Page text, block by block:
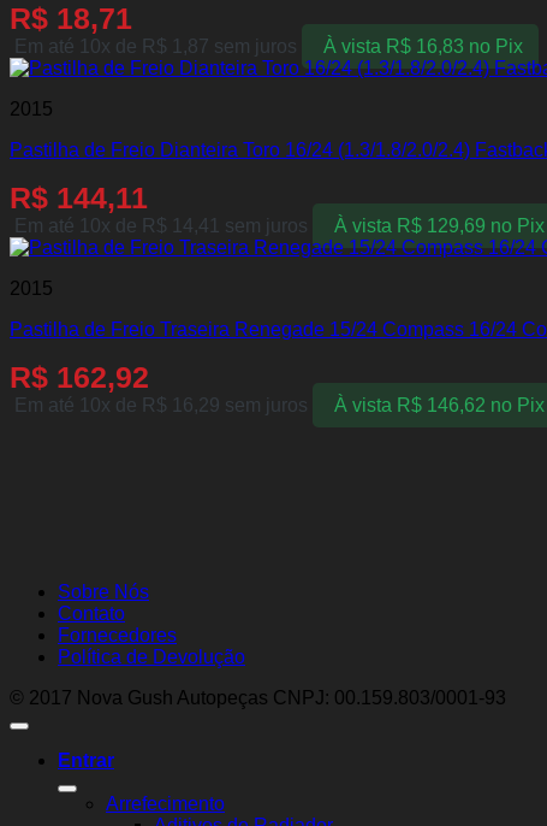
R$ 18,71
Em até 10x de R$ 1,87 sem juros À vista R$16,83 no Pix
2015
Pastilha de Freio Dianteira Toro 16/24 (1.3/1.8/2.0/2.4)
R$ 144,11
Em até 10x de R$ 14,41 sem juros À vista R$129,69 no Pix
2015
Pastilha de Freio Traseira Renegade 15/24 Compass 16/24
R$ 162,92
Em até 10x de R$ 16,29 sem juros À vista R$146,62 no Pix
Sobre Nós
Contato
Fornecedores
Política de Devolução
© 2017 Nova Gush Autopeças CNPJ: 00.159.803/0001-93
Entrar
Arrefecimento